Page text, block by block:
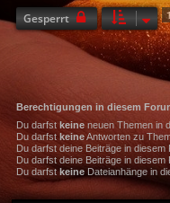
Gesperrt
Berechtigungen in diesem
Du darfst keineneuen Themen in
Du darfst keineAntworten zu
Du darfst deine Beiträge in diesem
Du darfst deine Beiträge in diesem
Du darfstkeineDateianhänge in